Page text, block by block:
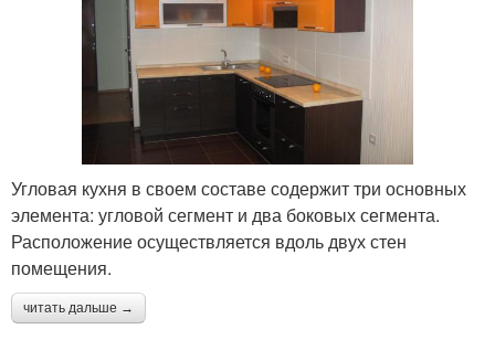
Угловая кухня в своем составе содержит три основных
элемента: угловой сегмент и два боковых сегмента.
Расположение осуществляется вдоль двух стен
помещения.
читать дальше →